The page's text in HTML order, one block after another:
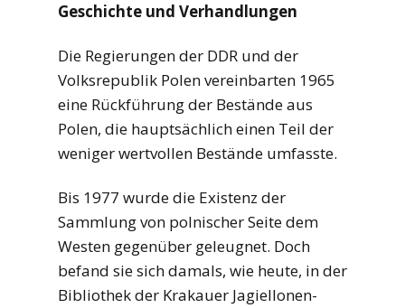
Geschichte und Verhandlungen
Die Regierungen der DDR und der
Volksrepublik Polen vereinbarten 1965
eine Rückführung der Bestände aus
Polen, die hauptsächlich einen Teil der
weniger wertvollen Bestände umfasste.
Bis 1977 wurde die Existenz der
Sammlung von polnischer Seite dem
Westen gegenüber geleugnet. Doch
befand sie sich damals, wie heute, in der
Bibliothek der Krakauer Jagiellonen-